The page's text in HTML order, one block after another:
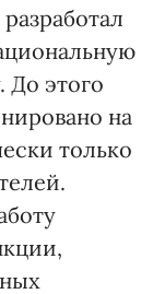
До этого
на
только